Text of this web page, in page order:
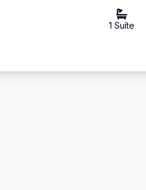
1 Suíte